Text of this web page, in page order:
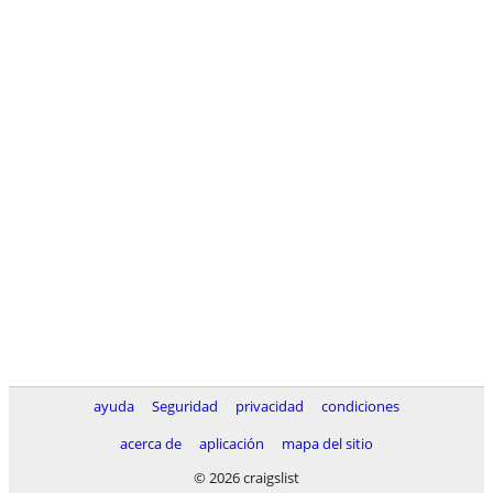
ayuda Seguridad privacidad
condiciones
acerca de
aplicación
mapa del sitio
© 2026 craigslist